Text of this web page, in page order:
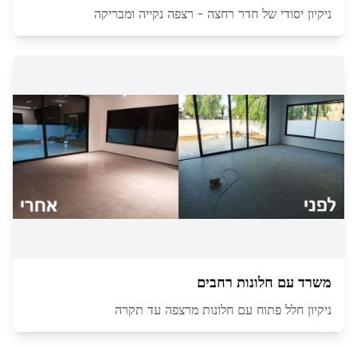
ניקיון יסודי של חדר רחצה - רצפה נקייה ומבריקה
משרד עם חלונות רחבים
ניקיון חלל פתוח עם חלונות מרצפה עד תקרה